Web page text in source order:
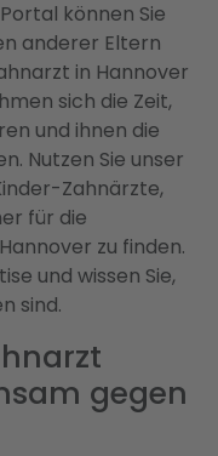
können Sie
anderer Eltern
in Hannover
sich die Zeit,
und ihnen die
Nutzen Sie unser
Zahnärzte,
für die
zu finden.
und wissen Sie,
sind.
gegen